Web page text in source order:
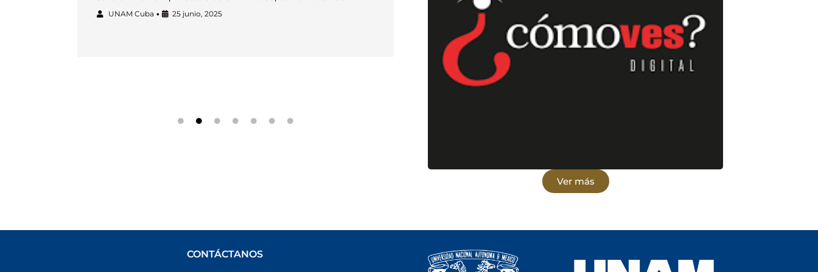
UNAM Cuba • 25 junio, 2025
UNAM Cuba • 17 junio, 2025
que se publica ininterrumpidamente desde
diciembre de 1998.
Es dirigida específicamente a lectores jóvenes (de
bachillerato y primeros años de licenciatura).
Ver más
CONTÁCTANOS